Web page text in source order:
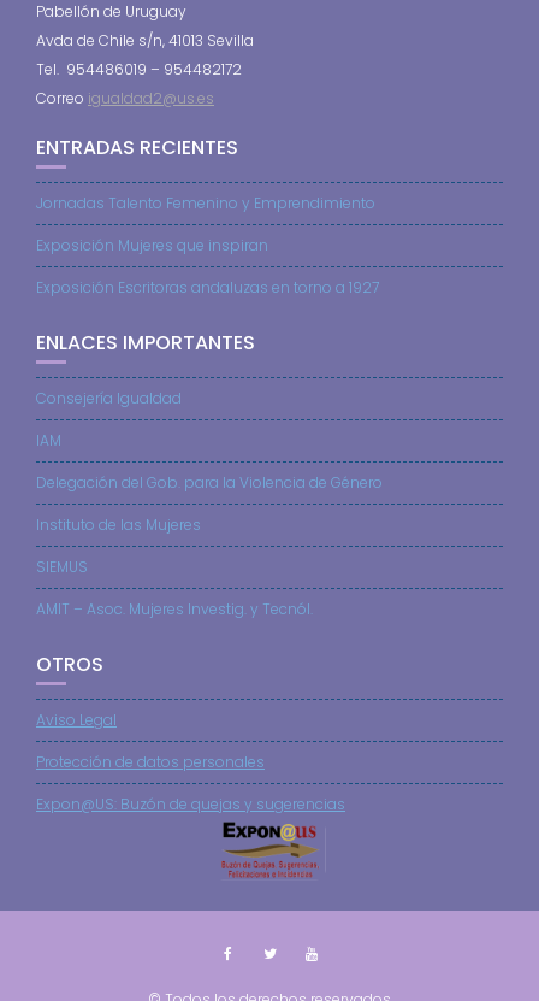
Pabellón de Uruguay
Avda de Chile s/n, 41013 Sevilla
Tel. 954486019 – 954482172
Correo igualdad2@us.es
ENTRADAS RECIENTES
Jornadas Talento Femenino y Emprendimiento
Exposición Mujeres que inspiran
Exposición Escritoras andaluzas en torno a 1927
ENLACES IMPORTANTES
Consejería Igualdad
IAM
Delegación del Gob. para la Violencia de Género
Instituto de las Mujeres
SIEMUS
AMIT – Asoc. Mujeres Investig. y Tecnól.
OTROS
Aviso Legal
Protección de datos personales
Expon@US: Buzón de quejas y sugerencias